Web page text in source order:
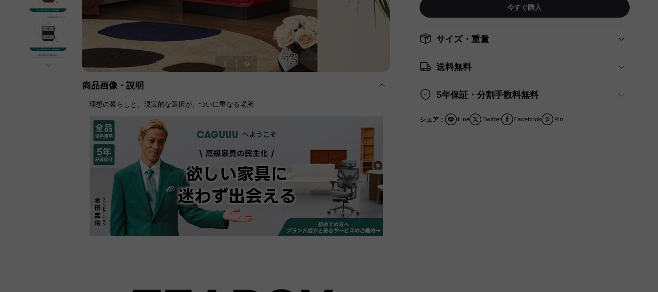
1 9
商品画像・説明
理想の暮らしと、現実的な選択が、ついに重なる場所
今すぐ購入
サイズ・重量
送料無料
5年保証・分割手数料無料
シェア： Facebook
Twitter Pin
Line